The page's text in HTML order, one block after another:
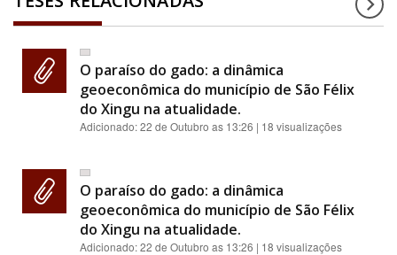
O paraíso do gado: a dinâmica
geoeconômica do município de São Félix
do Xingu na atualidade.
Adicionado:22 de Outubro as 13:26 | 18 visualizações
O paraíso do gado: a dinâmica
geoeconômica do município de São Félix
do Xingu na atualidade.
Adicionado:22 de Outubro as 13:26 | 18 visualizações